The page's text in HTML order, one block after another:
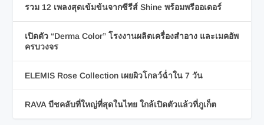
รวม 12 เพลงสุดเข้มข้นจากซีรีส์ Shine พร้อมพรีออเดอร์
เปิดตัว “Derma Color” โรงงานผลิตเครื่องสำอาง และเมคอัพ
ครบวงจร
ELEMIS Rose Collection เผยผิวโกลว์ฉ่ำใน 7 วัน
RAVA บีชคลับที่ใหญ่ที่สุดในไทย ใกล้เปิดตัวแล้วที่ภูเก็ต